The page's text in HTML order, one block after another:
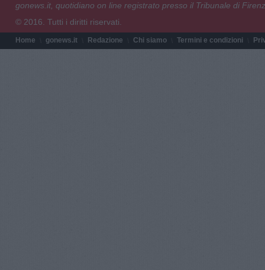
gonews.it, quotidiano on line registrato presso il Tribunale di
© 2016. Tutti i diritti riservati.
Home gonews.it Redazione Chi siamo Termini e condizioni